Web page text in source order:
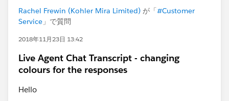
Rachel Frewin (Kohler Mira Limited) が「#Customer
Service 」で質問
2018年11月23日 13:42
Live Agent Chat Transcript - changing
colours for the responses
Hello